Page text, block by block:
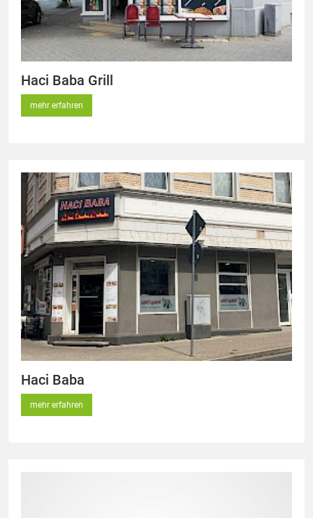
Haci Baba Grill
mehr erfahren
Haci Baba
mehr erfahren